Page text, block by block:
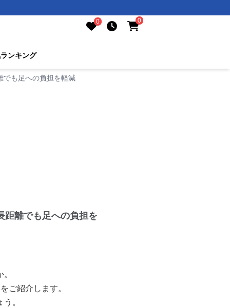
0 0
ンキング
でも足への負担を軽減
距離でも足への負担を
ご紹介します。
。